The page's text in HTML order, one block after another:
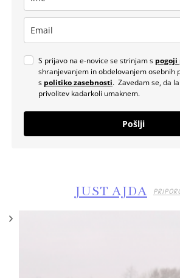
S prijavo na e-novice se strinjam s pogoji
shranjevanjem in obdelovanjem osebnih
s politiko zasebnosti. Zavedam se, da
privolitev kadarkoli umaknem.
Pošlji
JUST AJDA